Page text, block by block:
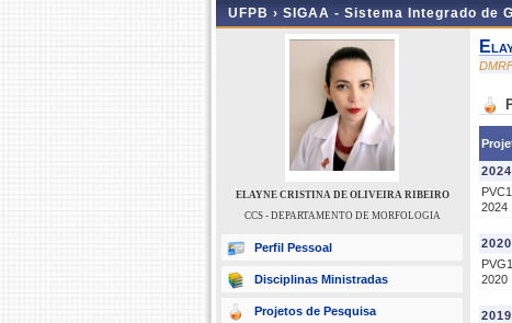
UFPB › SIGAA - Sistema Integrado de
ELAYNE CRISTINA DE OLIVEIRA RIBEIRO
CCS - DEPARTAMENTO DE MORFOLOGIA
Perfil Pessoal
Disciplinas Ministradas
Projetos de Pesquisa
2024
2024
2020
2020
2019